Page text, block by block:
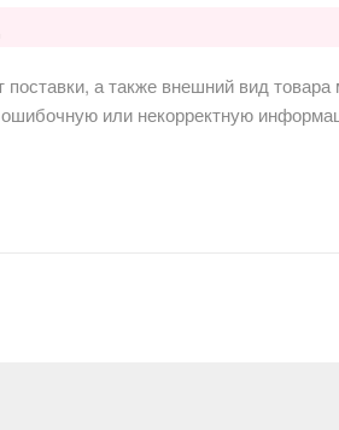
а также внешний вид товара
или некорректную